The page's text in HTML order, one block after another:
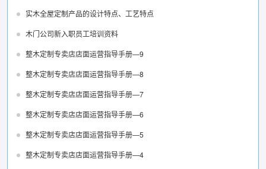
实木全屋定制产品的设计特点、工艺特点
木门公司新入职员工培训资料
整木定制专卖店店面运营指导手册—9
整木定制专卖店店面运营指导手册—8
整木定制专卖店店面运营指导手册—7
整木定制专卖店店面运营指导手册—6
整木定制专卖店店面运营指导手册—5
整木定制专卖店店面运营指导手册—4